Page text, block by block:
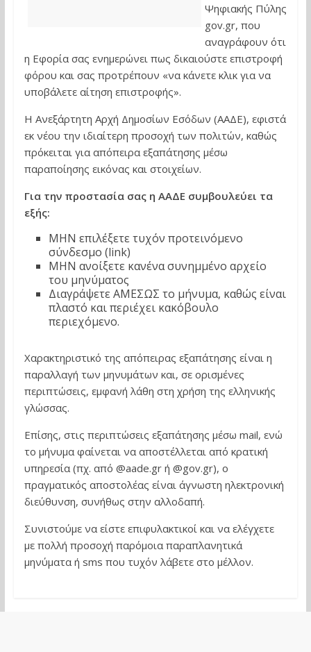
Ψηφιακής Πύλης
gov.gr, που
αναγράφουν ότι
η Εφορία σας ενημερώνει πως δικαιούστε επιστροφή
φόρου και σας προτρέπουν «να κάνετε κλικ για να
υποβάλετε αίτηση επιστροφής».
Η Ανεξάρτητη Αρχή Δημοσίων Εσόδων (ΑΑΔΕ), εφιστά
εκ νέου την ιδιαίτερη προσοχή των πολιτών, καθώς
πρόκειται για απόπειρα εξαπάτησης μέσω
παραποίησης εικόνας και στοιχείων.
Για την προστασία σας η ΑΑΔΕ συμβουλεύει τα
εξής:
ΜΗΝ επιλέξετε τυχόν προτεινόμενο
σύνδεσμο (link)
ΜΗΝ ανοίξετε κανένα συνημμένο αρχείο
του μηνύματος
Διαγράψετε ΑΜΕΣΩΣ το μήνυμα, καθώς είναι
πλαστό και περιέχει κακόβουλο
περιεχόμενο.
Χαρακτηριστικό της απόπειρας εξαπάτησης είναι η
παραλλαγή των μηνυμάτων και, σε ορισμένες
περιπτώσεις, εμφανή λάθη στη χρήση της ελληνικής
γλώσσας.
Επίσης, στις περιπτώσεις εξαπάτησης μέσω mail, ενώ
το μήνυμα φαίνεται να αποστέλλεται από κρατική
υπηρεσία (πχ. από @aade.gr ή @gov.gr), ο
πραγματικός αποστολέας είναι άγνωστη ηλεκτρονική
διεύθυνση, συνήθως στην αλλοδαπή.
Συνιστούμε να είστε επιφυλακτικοί και να ελέγχετε
με πολλή προσοχή παρόμοια παραπλανητικά
μηνύματα ή sms που τυχόν λάβετε στο μέλλον.